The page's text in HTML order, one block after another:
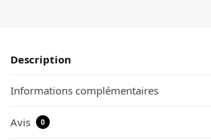
Description
Informations complémentaires
Avis 0